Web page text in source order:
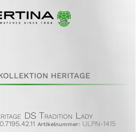
HERITAGE
DS Tradition Lady
Artikelnummer:ULPN-1415